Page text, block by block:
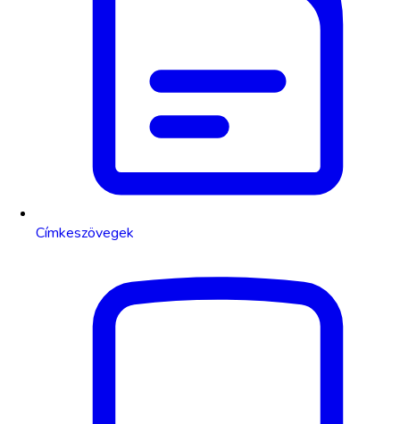
Címkeszövegek